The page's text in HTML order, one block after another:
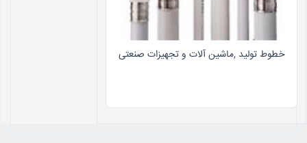
خطوط تولید ,ماشین آلات و تجهیزات صنعتی